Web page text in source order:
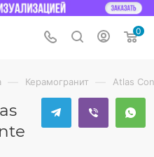
0
— Керамогранит — Atlas